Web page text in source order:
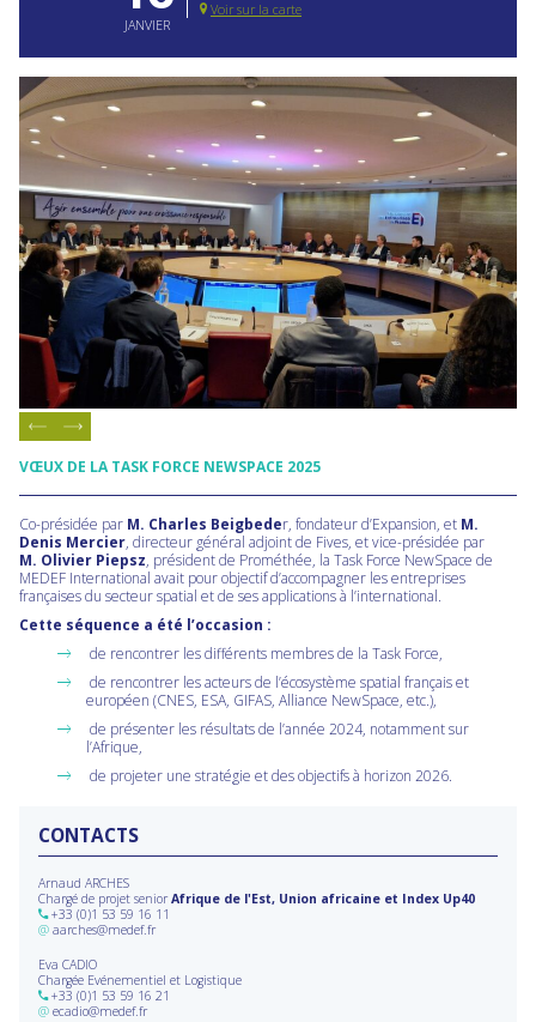
JANVIER
Voir sur la carte
VŒUX DE LA TASK FORCE NEWSPACE 2025
Co-présidée par M. Charles Beigbeder, fondateur d’Expansion, et M.
Denis Mercier, directeur général adjoint de Fives, et vice-présidée par
M. Olivier Piepsz, président de Prométhée, la Task Force NewSpace de
MEDEF International avait pour objectif d’accompagner les entreprises
françaises du secteur spatial et de ses applications à l’international.
Cette séquence a été l’occasion :
de rencontrer les différents membres de la Task Force,
de rencontrer les acteurs de l’écosystème spatial français et
européen (CNES, ESA, GIFAS, Alliance NewSpace, etc.),
de présenter les résultats de l’année 2024, notamment sur
l’Afrique,
de projeter une stratégie et des objectifs à horizon 2026.
CONTACTS
Arnaud ARCHES
Chargé de projet senior Afrique de l'Est, Union africaine et Index Up40
+33 (0)1 53 59 16 11
@ aarches@medef.fr
Eva CADIO
Chargée Evénementiel et Logistique
+33 (0)1 53 59 16 21
@ ecadio@medef.fr